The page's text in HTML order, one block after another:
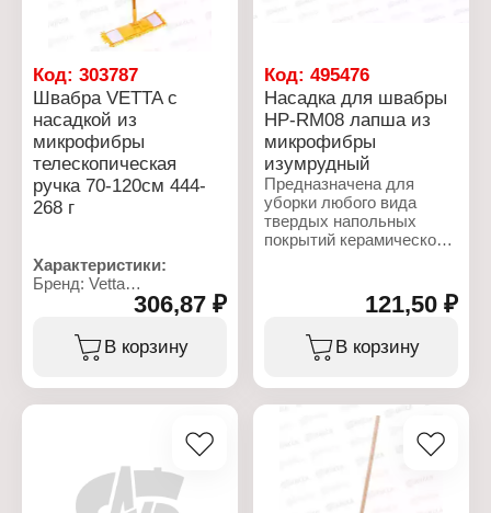
Код: 303787
Швабра VETTA с
насадкой из
микрофибры
телескопическая
ручка 70-120см 444-
268 г
Характеристики:
Бренд: Vetta
Тип товара: Швабра
насадкой из микрофибры
Назначение: для мытья
полипропилен,
конструкционная сталь
Размер насадки: 40х10
306,87 ₽
В корзину
Код:495476
Насадка для швабры
HP-RM08 лапша из
микрофибры
изумрудный
Предназначена для
уборки любого вида
твердых напольных
покрытий керамической
В сухом виде накладка
соберет пыль, пух,
волосы. Частички
загрязнений
во время работы. Пыль
не разлетается,
держится в структуре
ворса. Идеально
подходит для
владельцев домашних
животных. Подходит для
121,50 ₽
В корзину